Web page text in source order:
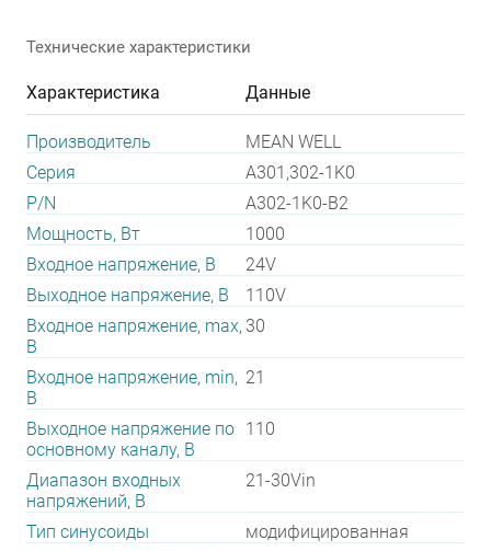
Технические характеристики
Характеристика Данные
Производитель
MEAN WELL
Серия
A301,302-1K0
P/N
A302-1K0-B2
Мощность, Вт
1000
Входное напряжение, В
24V
Выходное напряжение, В
110V
Входное напряжение, max,
В
30
Входное напряжение, min,
В
21
Выходное напряжение по
основному каналу, В
110
Диапазон входных
напряжений, В
21-30Vin
Тип синусоиды
модифицированная